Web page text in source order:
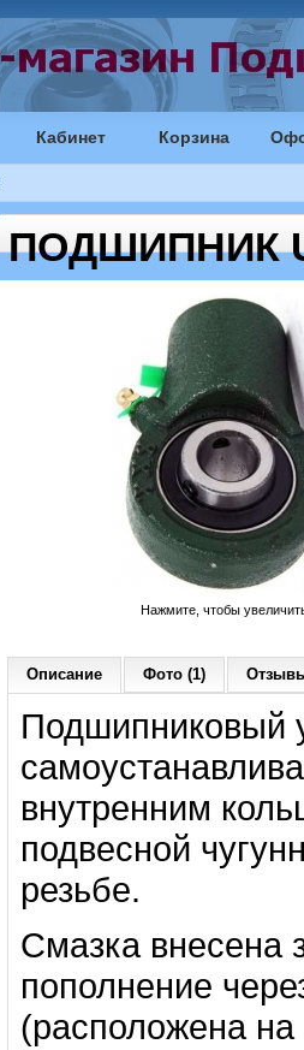
Кабинет Корзина
ПОДШИПНИК
Нажмите, чтобы
Описание Фото (1)
Подшипниковый
внутренним
подвесной
резьбе.
Смазка внесена
пополнение
(расположена на